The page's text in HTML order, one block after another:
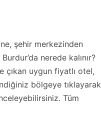
şehir merkezinden
nerede kalınır?
çıkan uygun fiyatlı otel,
bölgeye tıklayarak
Tüm